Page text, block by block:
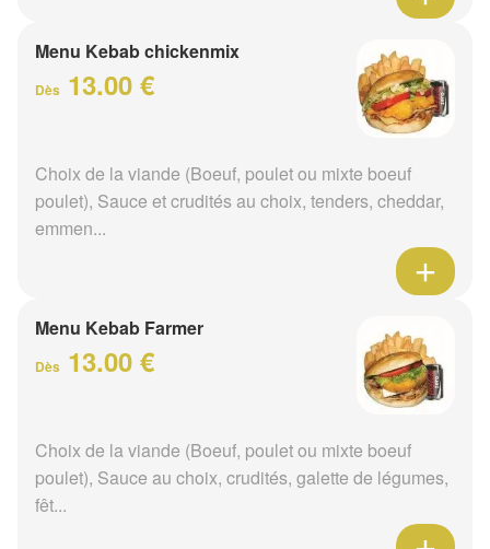
Menu Kebab chickenmix
Dès 13.00 €
Choix de la viande (Boeuf, poulet ou mixte boeuf
poulet), Sauce et crudités au choix, tenders, cheddar,
emmen...
Menu Kebab Farmer
Dès 13.00 €
Choix de la viande (Boeuf, poulet ou mixte boeuf
poulet), Sauce au choix, crudités, galette de légumes,
fêt...